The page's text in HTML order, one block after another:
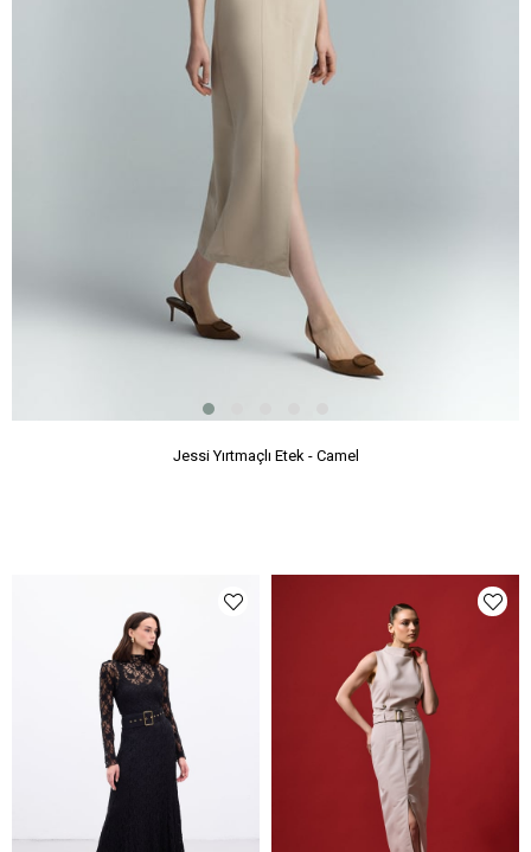
Jessi Yırtmaçlı Etek - Camel